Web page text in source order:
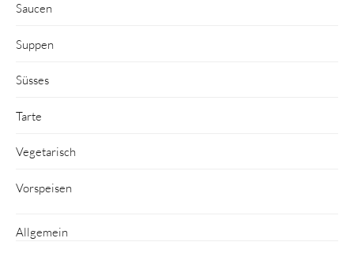
Saucen
Suppen
Süsses
Tarte
Vegetarisch
Vorspeisen
Allgemein